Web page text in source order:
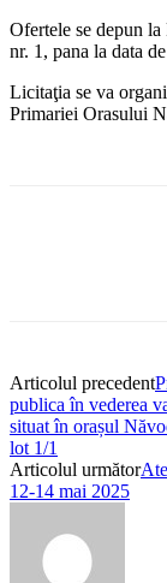
Ofertele se depun
nr. 1, pana la data
Licitaţia se va
Primariei Orasului
Articolul precedent
publica în vederea
situat în orașul
lot 1/1
Articolul următor
12-14 mai 2025